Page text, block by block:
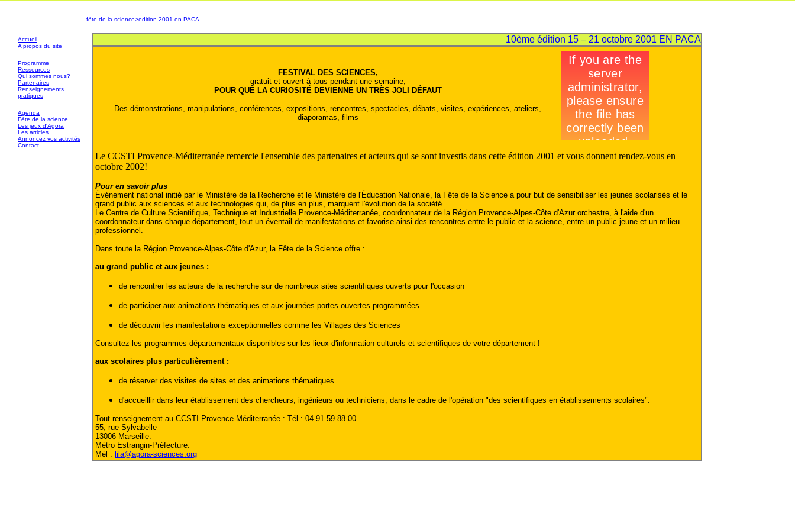
fête de la science>edition 2001 en PACA
Accueil
A propos du site
Programme
Ressources
Qui sommes nous?
Partenaires
Renseignements
pratiques
Agenda
Fête de la science
Les jeux d'Agora
Les articles
Annoncez vos activités
Contact
10ème édition 15 – 21 octobre 2001 EN PACA
FESTIVAL DES SCIENCES,
gratuit et ouvert à tous pendant une semaine,
POUR QUE LA CURIOSITÉ DEVIENNE UN TRÈS JOLI DÉFAUT
Des démonstrations, manipulations, conférences, expositions, rencontres, spectacles, débats, visites, expériences, ateliers,
diaporamas, films
Le CCSTI Provence-Méditerranée remercie l'ensemble des partenaires et acteurs qui se sont investis dans cette édition 2001 et vous donnent rendez-vous en
octobre 2002!
Pour en savoir plus
Événement national initié par le Ministère de la Recherche et le Ministère de l'Éducation Nationale, la Fête de la Science a pour but de sensibiliser les jeunes scolarisés et le
grand public aux sciences et aux technologies qui, de plus en plus, marquent l'évolution de la société.
Le Centre de Culture Scientifique, Technique et Industrielle Provence-Méditerranée, coordonnateur de la Région Provence-Alpes-Côte d'Azur orchestre, à l'aide d'un
coordonnateur dans chaque département, tout un éventail de manifestations et favorise ainsi des rencontres entre le public et la science, entre un public jeune et un milieu
professionnel.
Dans toute la Région Provence-Alpes-Côte d'Azur, la Fête de la Science offre :
au grand public et aux jeunes :
de rencontrer les acteurs de la recherche sur de nombreux sites scientifiques ouverts pour l'occasion
de participer aux animations thématiques et aux journées portes ouvertes programmées
de découvrir les manifestations exceptionnelles comme les Villages des Sciences
Consultez les programmes départementaux disponibles sur les lieux d'information culturels et scientifiques de votre département !
aux scolaires plus particulièrement :
de réserver des visites de sites et des animations thématiques
d'accueillir dans leur établissement des chercheurs, ingénieurs ou techniciens, dans le cadre de l'opération "des scientifiques en établissements scolaires".
Tout renseignement au CCSTI Provence-Méditerranée : Tél : 04 91 59 88 00
55, rue Sylvabelle
13006 Marseille.
Métro Estrangin-Préfecture.
Mél : lila@agora-sciences.org